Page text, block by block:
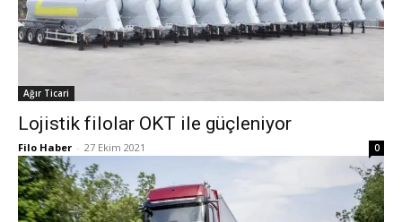
Ağır Ticari
Lojistik filolar OKT ile güçleniyor
Filo Haber - 27 Ekim 2021 0